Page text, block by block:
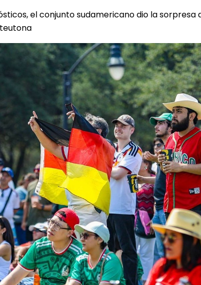
el conjunto sudamericano dio la sorpresa